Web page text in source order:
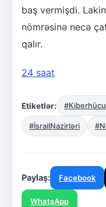
baş vermişdi. Lakin
nömrəsinə necə
qalır.
24 saat
Etiketlər:
#İsrailNazirləri
Paylaş: Facebook
WhatsApp